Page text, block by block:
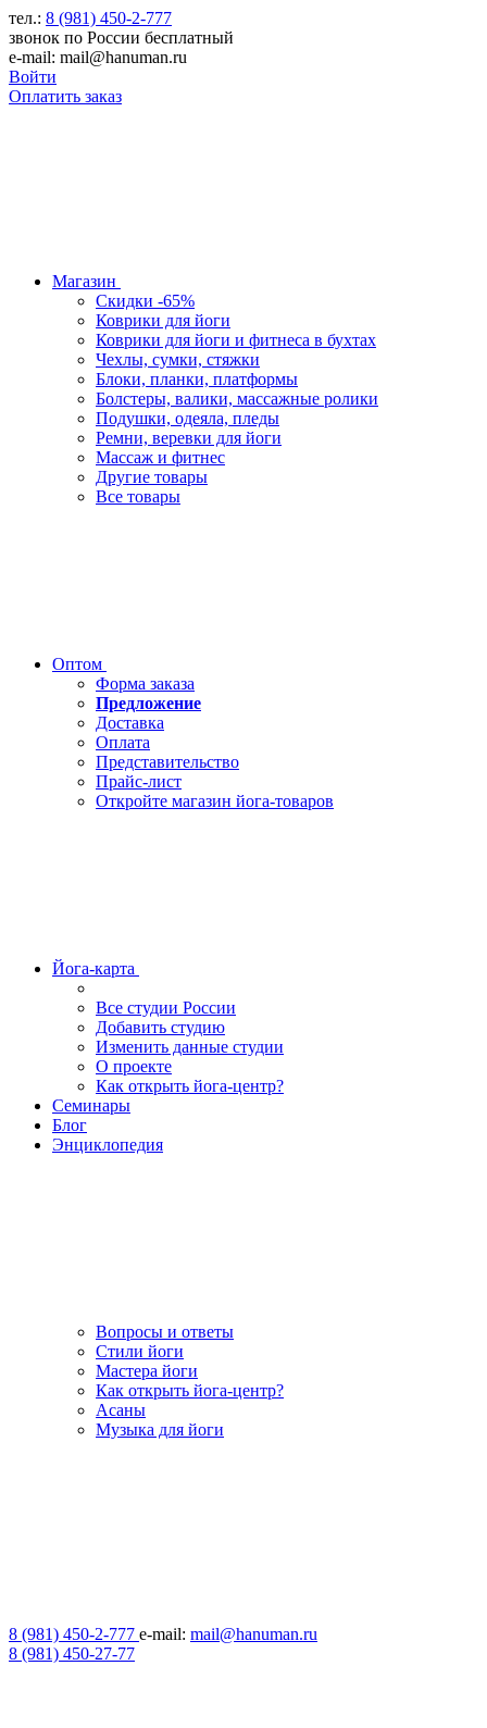
тел.: 8 (981) 450-2-777
звонок по России бесплатный
e-mail: mail@hanuman.ru
Войти
Оплатить заказ
Магазин
Скидки -65%
Коврики для йоги
Коврики для йоги и фитнеса в бухтах
Чехлы, сумки, стяжки
Блоки, планки, платформы
Болстеры, валики, массажные ролики
Подушки, одеяла, пледы
Ремни, веревки для йоги
Массаж и фитнес
Другие товары
Все товары
Оптом
Форма заказа
Предложение
Доставка
Оплата
Представительство
Прайс-лист
Откройте магазин йога-товаров
Йога-карта
Все студии России
Добавить студию
Изменить данные студии
О проекте
Как открыть йога-центр?
Семинары
Блог
Энциклопедия
Вопросы и ответы
Стили йоги
Мастера йоги
Как открыть йога-центр?
Асаны
Музыка для йоги
8 (981) 450-2-777 e-mail: mail@hanuman.ru
8 (981) 450-27-77